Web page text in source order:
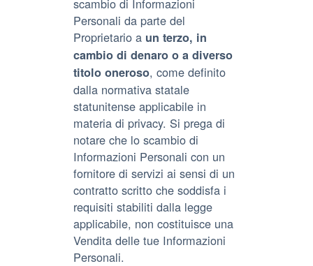
scambio di Informazioni
Personali da parte del
Proprietario a un terzo, in
cambio di denaro o a diverso
titolo oneroso, come definito
dalla normativa statale
statunitense applicabile in
materia di privacy. Si prega di
notare che lo scambio di
Informazioni Personali con un
fornitore di servizi ai sensi di un
contratto scritto che soddisfa i
requisiti stabiliti dalla legge
applicabile, non costituisce una
Vendita delle tue Informazioni
Personali.